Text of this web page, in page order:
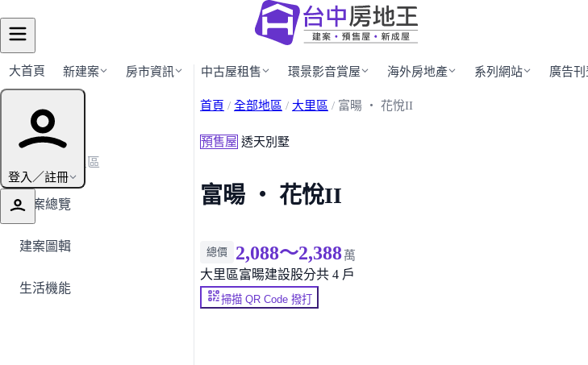
大首頁 新建案 房市資訊 中古屋租售 環景影音賞屋 海外房地產 系列網站 廣告
登入／註冊
建案導覽
← 返回大里區
建案總覽
建案圖輯
生活機能
首頁 / 全部地區 / 大里區 / 富暘 ‧ 花悅II
預售屋 透天別墅
富暘 ‧ 花悅II
總價 2,088～2,388萬
大里區富暘建設股分共 4 戶
掃描 QR Code 撥打